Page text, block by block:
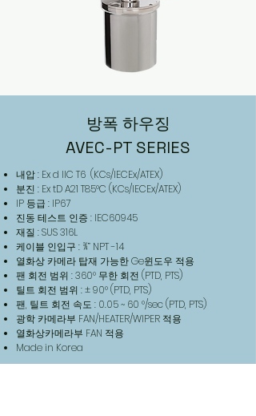
방폭 하우징
AVEC-PT SERIES
내압 : Ex d IIC T6 (KCs/IECEx/ATEX)
분진 : Ex tD A21 T85°C (KCs/IECEx/ATEX)
IP 등급 : IP67
진동 테스트 인증 : IEC60945
재질 : SUS 316L
케이블 인입구 : ¾” NPT -14
열화상 카메라 탑재 가능한 Ge윈도우 적용
팬 회전 범위 : 360° 무한 회전 (PTD, PTS)
틸트 회전 범위 : ± 90° (PTD, PTS)
팬, 틸트 회전 속도 : 0.05 ~ 60 °/sec (PTD, PTS)
광학 카메라부 FAN/HEATER/WIPER 적용
열화상카메라부 FAN 적용
Made in Korea